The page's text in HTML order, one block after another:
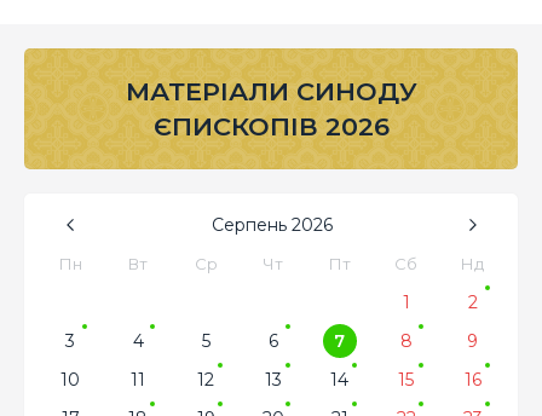
МАТЕРІАЛИ СИНОДУ
ЄПИСКОПІВ 2026
Серпень 2026
Пн Вт Ср Чт Пт Сб Нд
1
2
3
4 5 6 7 8
9
10
11 12 13 14 15
16